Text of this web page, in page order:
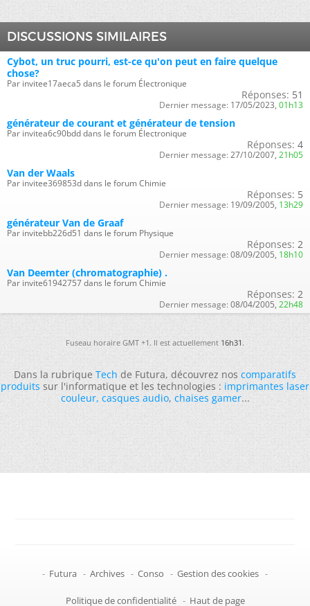
DISCUSSIONS SIMILAIRES
Cybot, un truc pourri, est-ce qu'on peut en faire quelque
chose?
Par invitee17aeca5 dans le forum Électronique
Réponses: 51
Dernier message: 17/05/2023, 01h13
générateur de courant et générateur de tension
Par invitea6c90bdd dans le forum Électronique
Réponses: 4
Dernier message: 27/10/2007, 21h05
Van der Waals
Par invitee369853d dans le forum Chimie
Réponses: 5
Dernier message: 19/09/2005, 13h29
générateur Van de Graaf
Par invitebb226d51 dans le forum Physique
Réponses: 2
Dernier message: 08/09/2005, 18h10
Van Deemter (chromatographie) .
Par invite61942757 dans le forum Chimie
Réponses: 2
Dernier message: 08/04/2005, 22h48
Fuseau horaire GMT +1. Il est actuellement16h31.
Dans la rubriqueTechde Futura, découvrez noscomparatifs
produitssur l'informatique et les technologies :imprimantes laser
couleur,casques audio,chaises gamer...
- Futura - Archives - Conso - Gestion des cookies -
Politique de confidentialité - Haut de page